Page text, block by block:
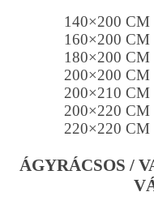
140×200
160×200
180×200
200×200
200×210
200×220
220×220
ÁGYRÁCSOS /